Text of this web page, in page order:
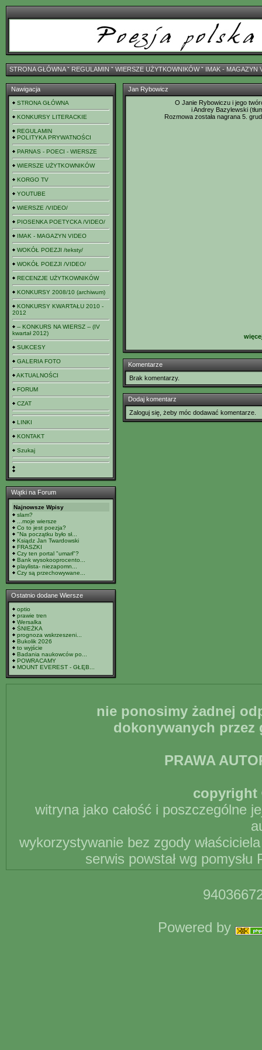
STRONA GŁÓWNAˇ REGULAMIN ˇ WIERSZE UŻYTKOWNIKÓWˇ IMAK - MAGAZYN
Nawigacja
STRONA GŁÓWNA
KONKURSY LITERACKIE
REGULAMIN
POLITYKA PRYWATNOŚCI
PARNAS - POECI - WIERSZE
WIERSZE UŻYTKOWNIKÓW
KORGO TV
YOUTUBE
WIERSZE /VIDEO/
PIOSENKA POETYCKA /VIDEO/
IMAK - MAGAZYN VIDEO
WOKÓŁ POEZJI /teksty/
WOKÓŁ POEZJI /VIDEO/
RECENZJE UŻYTKOWNIKÓW
KONKURSY 2008/10 (archiwum)
KONKURSY KWARTAŁU 2010 -
2012
-- KONKURS NA WIERSZ -- (IV
kwartał 2012)
SUKCESY
GALERIA FOTO
AKTUALNOŚCI
FORUM
CZAT
LINKI
KONTAKT
Szukaj
Wątki na Forum
Najnowsze Wpisy
slam?
...moje wiersze
Co to jest poezja?
"Na początku było sł...
Ksiądz Jan Twardowski
FRASZKI
Czy ten portal "umarł"?
Bank wysokooprocento...
playlista- niezapomn...
Czy są przechowywane...
Ostatnio dodane Wiersze
optio
prawie tren
Wersalka
ŚNIEŻKA
prognoza wskrzeszeni...
Bukolik 2026
to wyjście
Badania naukowców po...
POWRACAMY
MOUNT EVEREST - GŁĘB...
Jan Rybowicz
O Janie Rybowiczu i jego
i Andrey Bazylewski
Rozmowa została nagrana 5.
Komentarze
Brak komentarzy.
Dodaj komentarz
Zaloguj się, żeby móc dodawać komentarze.
nie ponosimy żadnej
dokonywanych
PRAWA
copyright
witryna jako całość i poszczególne
wykorzystywanie bez zgody
serwis powstał wg
Powered by